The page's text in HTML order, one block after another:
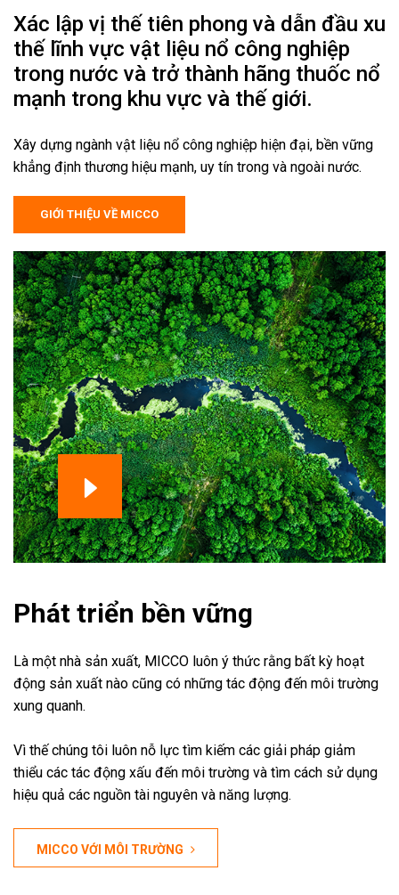
Xác lập vị thế tiên phong và dẫn đầu xu
thế lĩnh vực vật liệu nổ công nghiệp
trong nước và trở thành hãng thuốc nổ
mạnh trong khu vực và thế giới.
Xây dựng ngành vật liệu nổ công nghiệp hiện đại, bền vững
khẳng định thương hiệu mạnh, uy tín trong và ngoài nước.
GIỚI THIỆU VỀ MICCO
Phát triển bền vững
Là một nhà sản xuất, MICCO luôn ý thức rằng bất kỳ hoạt
động sản xuất nào cũng có những tác động đến môi trường
xung quanh.
Vì thế chúng tôi luôn nỗ lực tìm kiếm các giải pháp giảm
thiểu các tác động xấu đến môi trường và tìm cách sử dụng
hiệu quả các nguồn tài nguyên và năng lượng.
MICCO VỚI MÔI TRƯỜNG